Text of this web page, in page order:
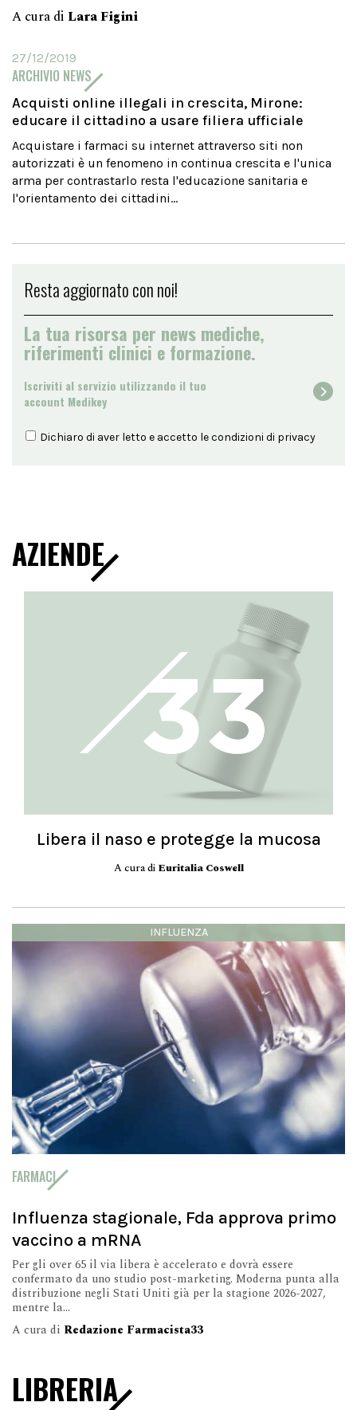
A cura di Lara Figini
27/12/2019
ARCHIVIO NEWS
Acquisti online illegali in crescita, Mirone:
educare il cittadino a usare filiera ufficiale
Acquistare i farmaci su internet attraverso siti non
autorizzati è un fenomeno in continua crescita e l'unica
arma per contrastarlo resta l'educazione sanitaria e
l'orientamento dei cittadini...
Resta aggiornato con noi!
La tua risorsa per news mediche,
riferimenti clinici e formazione.
Iscriviti al servizio utilizzando il tuo
account Medikey
Dichiaro di aver letto e accetto le condizioni di privacy
AZIENDE
Libera il naso e protegge la mucosa
A cura di Euritalia Coswell
INFLUENZA
FARMACI
Influenza stagionale, Fda approva primo
vaccino a mRNA
Per gli over 65 il via libera è accelerato e dovrà essere
confermato da uno studio post-marketing. Moderna punta alla
distribuzione negli Stati Uniti già per la stagione 2026-2027,
mentre la...
A cura di Redazione Farmacista33
LIBRERIA